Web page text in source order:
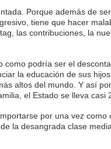
Porque además de
tiene que hacer
las contribuciones, la
como podría ser el
la educación de sus
altos del mundo. Y así
el Estado se lleva casi
por una vez como
la desangrada clase